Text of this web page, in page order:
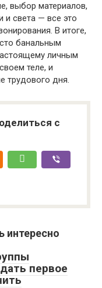
выбор материалов,
и света — все это
В итоге,
банальным
личным
теле, и
трудового дня.
с
первое